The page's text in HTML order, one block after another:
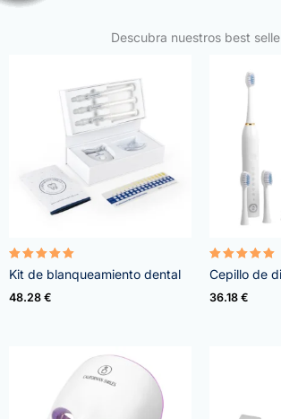
Descubra nuestros best
Valorado
con
4.95
de 5
Kit de blanqueamiento dental
48.28 €
Valorado
con
5.00
de 5
Cepillo de
36.18 €